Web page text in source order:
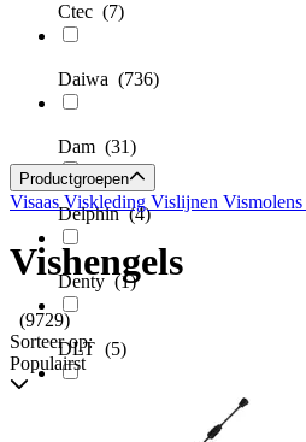
Ctec (7)
Daiwa (736)
Dam (31)
Delphin(4)
Denty(1)
DLT (5)
Productgroepen
Visaas Viskleding Vislijnen Vismolens
Vishengels
(9729)
Sorteer op:
Populairst